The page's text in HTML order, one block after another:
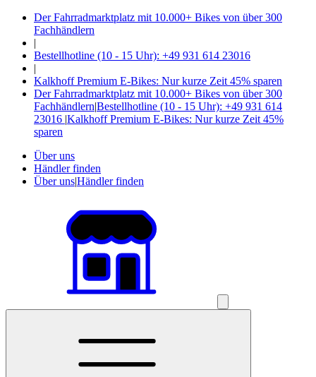
Der Fahrradmarktplatz mit 10.000+ Bikes von über 300
Fachhändlern
|
Bestellhotline (10 - 15 Uhr): +49 931 614 23016
|
Kalkhoff Premium E-Bikes: Nur kurze Zeit 45% sparen
Der Fahrradmarktplatz mit 10.000+ Bikes von über 300
Fachhändlern|Bestellhotline (10 - 15 Uhr): +49 931 614
23016 |Kalkhoff Premium E-Bikes: Nur kurze Zeit 45%
sparen
Über uns
Händler finden
Über uns|Händler finden